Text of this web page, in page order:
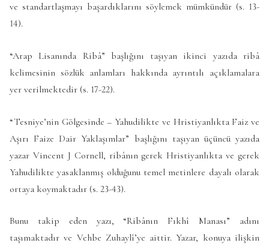
ve standartlaşmayı başardıklarını söylemek mümkündür (s. 13-
14).
“Arap Lisanında Ribâ” başlığını taşıyan ikinci yazıda ribâ
kelimesinin sözlük anlamları hakkında ayrıntılı açıklamalara
yer verilmektedir (s. 17-22).
“Tesniye’nin Gölgesinde – Yahudilikte ve Hristiyanlıkta Faiz ve
Aşırı Faize Dair Yaklaşımlar” başlığını taşıyan üçüncü yazıda
yazar Vincent J Cornell, ribânın gerek Hristiyanlıkta ve gerek
Yahudilikte yasaklanmış olduğunu temel metinlere dayalı olarak
ortaya koymaktadır (s. 23-43).
Bunu takip eden yazı, “Ribânın Fıkhî Manası” adını
taşımaktadır ve Vehbe Zuhaylî’ye aittir. Yazar, konuya ilişkin